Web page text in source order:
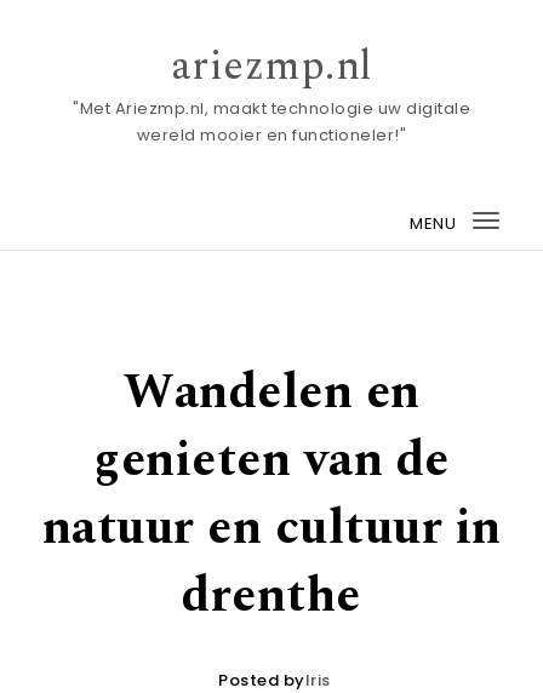
ariezmp.nl
"Met Ariezmp.nl, maakt technologie uw digitale
wereld mooier en functioneler!"
MENU
Wandelen en
genieten van de
natuur en cultuur in
drenthe
Posted byIris